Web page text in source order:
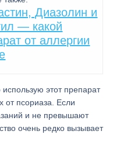
Диазолин и
— какой
от аллергии
этот препарат
от псориаза. Если
и не превышают
очень редко вызывает